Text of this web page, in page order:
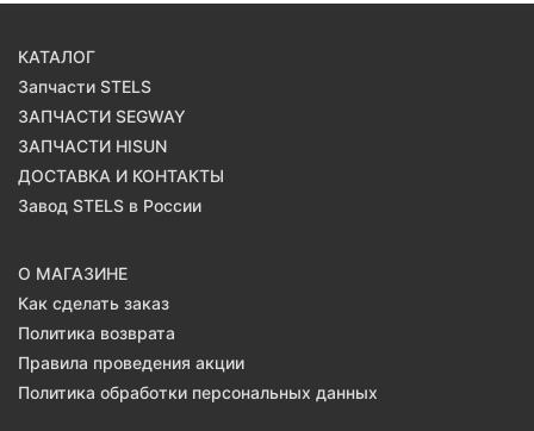
КАТАЛОГ
Запчасти STELS
ЗАПЧАСТИ SEGWAY
ЗАПЧАСТИ HISUN
ДОСТАВКА И КОНТАКТЫ
Завод STELS в России
О МАГАЗИНЕ
Как сделать заказ
Политика возврата
Правила проведения акции
Политика обработки персональных данных